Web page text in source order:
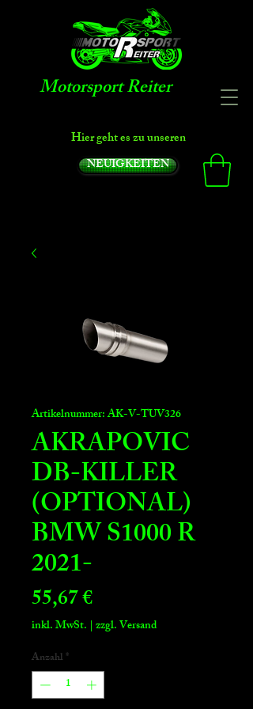
Motorsport Reiter
Hier geht es zu unseren
NEUIGKEITEN
Artikelnummer: AK-V-TUV326
AKRAPOVIC
DB-KILLER
(OPTIONAL)
BMW S1000 R
2021-
55,67 €Preis
inkl. MwSt. | zzgl. Versand
Anzahl*